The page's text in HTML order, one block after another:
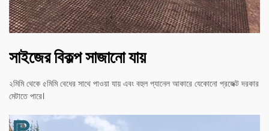
সাইজের বিকল্প সাজানো যায়
২মিমি থেকে ৫মিমি বেধের সাথে পাওয়া যায় এবং বহুল প্যানেল আকারে যেকোনো প্রজেক্ট দরকার
মেটাতে পারে।